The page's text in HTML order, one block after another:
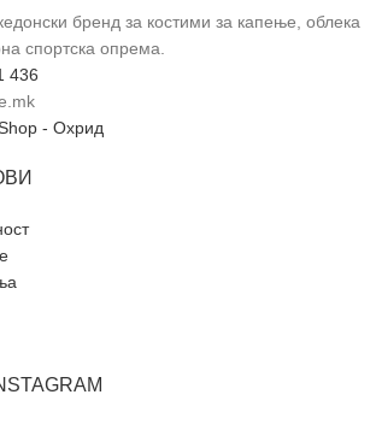
бренд за костими за капење, облека
спортска опрема.
436
- Охрид